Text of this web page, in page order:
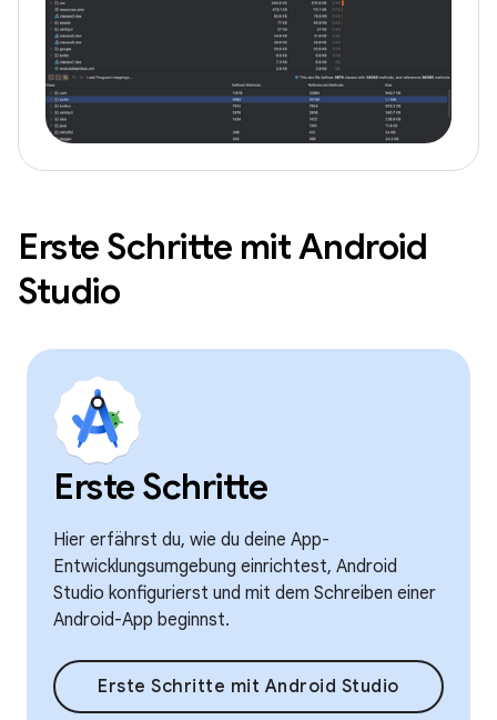
Erste Schritte mit Android
Studio
Erste Schritte
Hier erfährst du, wie du deine App-
Entwicklungsumgebung einrichtest, Android
Studio konfigurierst und mit dem Schreiben einer
Android-App beginnst.
Erste Schritte mit Android Studio